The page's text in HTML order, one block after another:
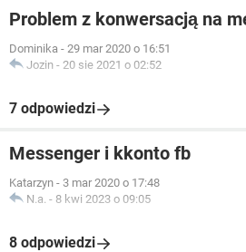
Problem z konwersacją na
Dominika - 29 mar 2020 o 16:51
Jozin - 20 sie 2021 o 02:52
7 odpowiedzi
Messenger i kkonto fb
Katarzyn - 3 mar 2020 o 17:48
N.a. - 8 kwi 2023 o 09:05
8 odpowiedzi